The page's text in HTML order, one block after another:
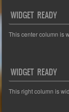
WIDGET READY
This center column is
WIDGET READY
This right column is